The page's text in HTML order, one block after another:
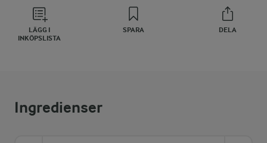
LÄGG I
INKÖPSLISTA
SPARA DELA
Ingredienser